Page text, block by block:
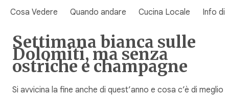
Cosa Vedere Quando andare Cucina Locale Info di
Settimana bianca sulle
Dolomiti, ma senza
ostriche e champagne
Si avvicina la fine anche di quest’anno e cosa c’è di meglio